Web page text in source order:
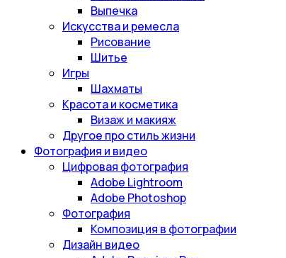
Выпечка
Искусства и ремесла
Рисование
Шитье
Игры
Шахматы
Красота и косметика
Визаж и макияж
Другое про стиль жизни
Фотография и видео
Цифровая фотография
Adobe Lightroom
Adobe Photoshop
Фотография
Композиция в фотографии
Дизайн видео